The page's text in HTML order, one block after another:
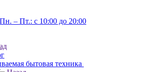
Пн. – Пт.: с 10:00 до 20:00
бытовая техника